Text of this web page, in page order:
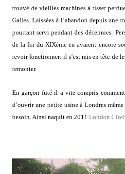
trouvé de vieilles machines à tisser
Galles. Laissées à l’abandon depuis une
pourtant servi pendant des décennies.
de la fin du XIXème en avaient encore
revoir fonctionner: il s’est mis en tête de
remonter.
En garçon futé il a vite compris
d’ouvrir une petite usine à Londres
besoin. Ainsi naquit en 2011 London